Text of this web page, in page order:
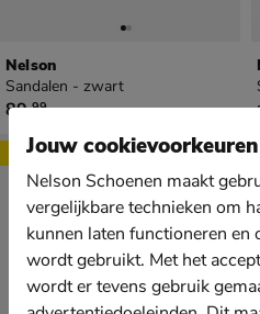
Nelson
Sandalen - zwart
€ 89,99
89,99
SaleJouw cookievoorkeuren
Nelson Schoenen maakt
vergelijkbare technieken om
kunnen laten functioneren en
wordt gebruikt. Met het
wordt er tevens gebruik